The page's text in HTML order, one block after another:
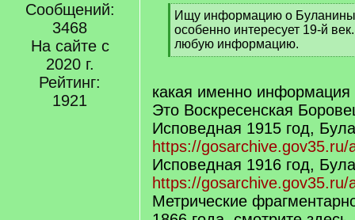
Сообщений:
3468
На сайте с
2020 г.
Рейтинг:
1921
[
q
]
Ищу информацию о
особенно интересует 19-й
любую информацию.
[
q
]
какая именно информация
Это Воскресенская
Исповедная 1915 год,
https://
Исповедная 1916 год,
https://
Метрические